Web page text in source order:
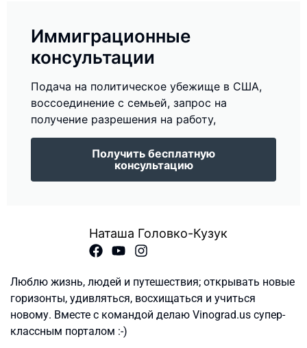
Иммиграционные
консультации
Подача на политическое убежище в США,
воссоединение с семьей, запрос на
получение разрешения на работу,
Получить бесплатную
консультацию
Наташа Головко-Кузук
Люблю жизнь, людей и путешествия; открывать новые
горизонты, удивляться, восхищаться и учиться
новому. Вместе с командой делаю Vinograd.us супер-
классным порталом :-)